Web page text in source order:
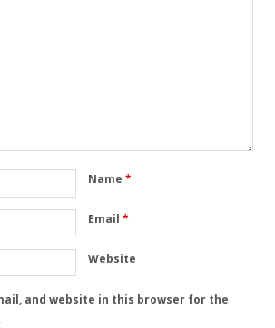
Name *
Email *
Website
and website in this browser for the